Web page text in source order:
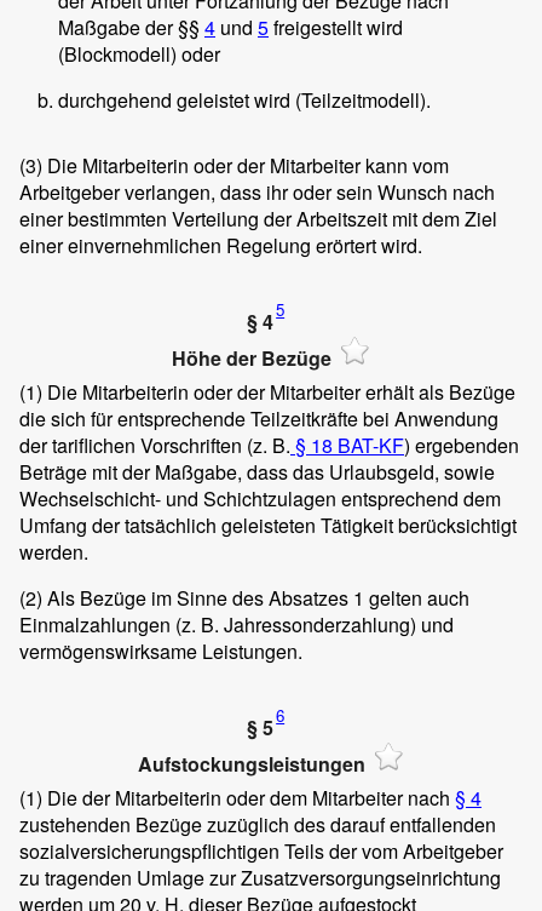
Maßgabe der §§ 4 und 5freigestellt wird
(Blockmodell) oder
durchgehend geleistet wird (Teilzeitmodell).
(3) Die Mitarbeiterin oder der Mitarbeiter kann vom
Arbeitgeber verlangen, dass ihr oder sein Wunsch nach
einer bestimmten Verteilung der Arbeitszeit mit dem Ziel
einer einvernehmlichen Regelung erörtert wird.
§ 45
Höhe der Bezüge
(1) Die Mitarbeiterin oder der Mitarbeiter erhält als Bezüge
die sich für entsprechende Teilzeitkräfte bei Anwendung
der tariflichen Vorschriften (z. B. § 18 BAT-KF) ergebenden
Beträge mit der Maßgabe, dass das Urlaubsgeld, sowie
Wechselschicht- und Schichtzulagen entsprechend dem
Umfang der tatsächlich geleisteten Tätigkeit berücksichtigt
werden.
(2) Als Bezüge im Sinne des Absatzes 1 gelten auch
Einmalzahlungen (z. B. Jahressonderzahlung) und
vermögenswirksame Leistungen.
§ 56
Aufstockungsleistungen
(1) Die der Mitarbeiterin oder dem Mitarbeiter nach § 4
zustehenden Bezüge zuzüglich des darauf entfallenden
sozialversicherungspflichtigen Teils der vom Arbeitgeber
zu tragenden Umlage zur Zusatzversorgungseinrichtung
werden um 20 v. H. dieser Bezüge aufgestockt